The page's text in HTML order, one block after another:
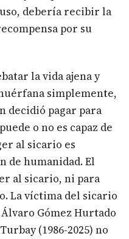
debería recibir la
por su
la vida ajena y
simplemente,
decidió pagar para
o no es capaz de
al sicario es
de humanidad. El
al sicario, ni para
La víctima del sicario
Gómez Hurtado
(1986-2025) no